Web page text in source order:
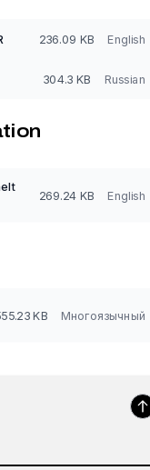
236.09 KB English
304.3 KB Russian
269.24 KB English
KB Многоязычный